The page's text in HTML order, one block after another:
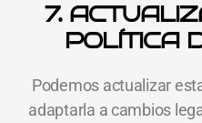
7.
POLÍTICA
Podemos actualizar
adaptarla a cambios